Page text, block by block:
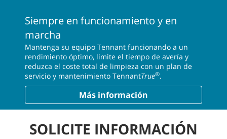
Siempre en funcionamiento y en
marcha
Mantenga su equipo Tennant funcionando a un
rendimiento óptimo, limite el tiempo de avería y
reduzca el coste total de limpieza con un plan de
servicio y mantenimiento TennantTrue®.
Más información
SOLICITE INFORMACIÓN